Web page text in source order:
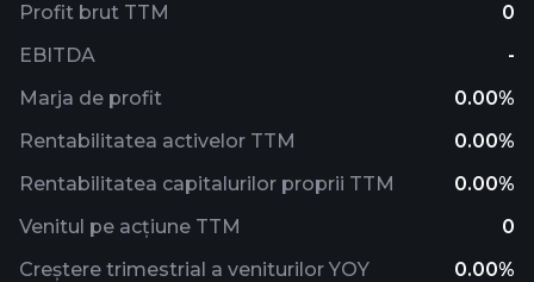
Profit brut TTM
0
EBITDA
-
Marja de profit
0.00%
Rentabilitatea activelor TTM
0.00%
Rentabilitatea capitalurilor proprii TTM
0.00%
Venitul pe acțiune TTM
0
Creștere trimestrial a veniturilor YOY
0.00%